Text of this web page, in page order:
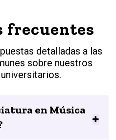
frecuentes
detalladas a las
sobre nuestros
en Música